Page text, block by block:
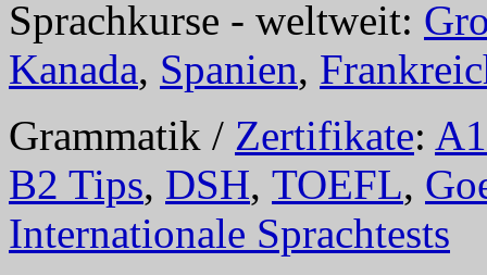
Sprachkurse - weltweit:
Kanada, Spanien,
Grammatik / Zertifikate: A1
B2 Tips, DSH, TOEFL,
Internationale Sprachtests